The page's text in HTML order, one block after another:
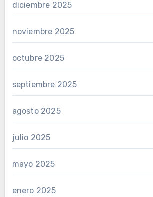
diciembre 2025
noviembre 2025
octubre 2025
septiembre 2025
agosto 2025
julio 2025
mayo 2025
enero 2025